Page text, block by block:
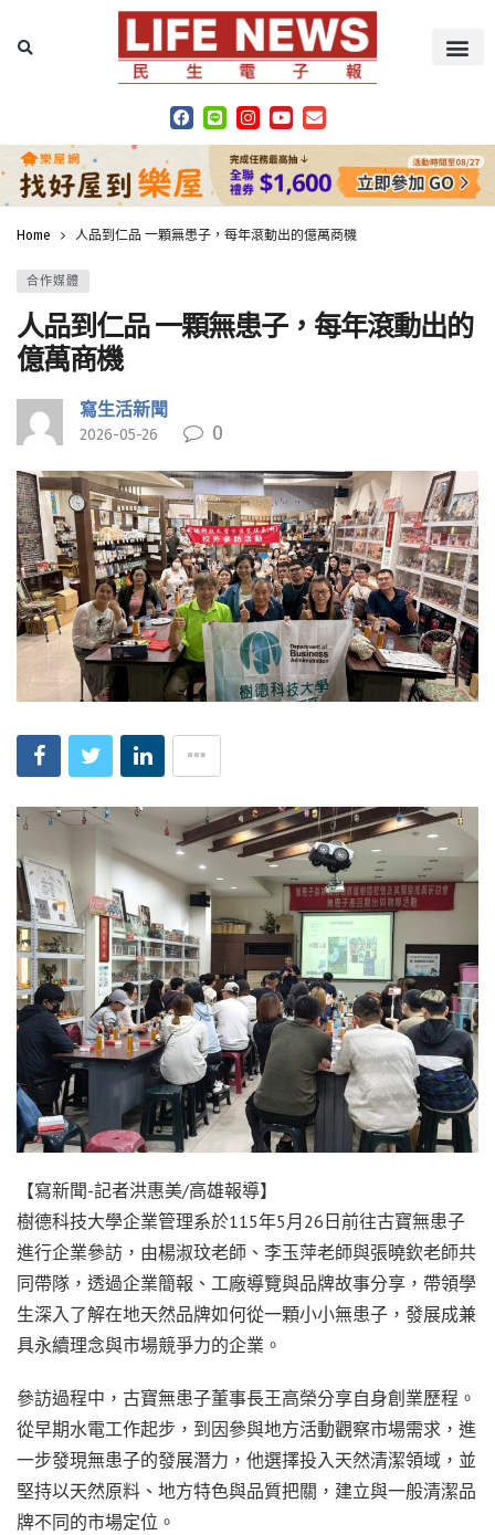
Home 人品到仁品 一顆無患子，每年滾動出的億萬商機
合作媒體
人品到仁品 一顆無患子，每年滾動出的
億萬商機
寫生活新聞
2026-05-26 0
【寫新聞-記者洪惠美/高雄報導】
樹德科技大學企業管理系於115年5月26日前往古寶無患子
進行企業參訪，由楊淑玟老師、李玉萍老師與張曉欽老師共
同帶隊，透過企業簡報、工廠導覽與品牌故事分享，帶領學
生深入了解在地天然品牌如何從一顆小小無患子，發展成兼
具永續理念與市場競爭力的企業。
參訪過程中，古寶無患子董事長王高榮分享自身創業歷程。
從早期水電工作起步，到因參與地方活動觀察市場需求，進
一步發現無患子的發展潛力，他選擇投入天然清潔領域，並
堅持以天然原料、地方特色與品質把關，建立與一般清潔品
牌不同的市場定位。